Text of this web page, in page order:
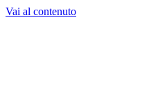
Vai al contenuto